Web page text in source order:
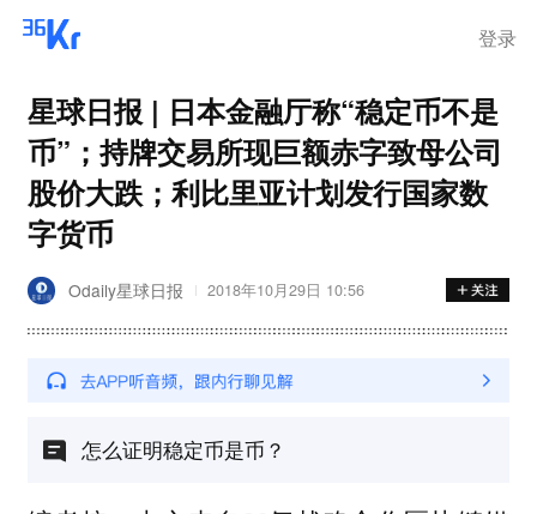
登录
星球日报 | 日本金融厅称“稳定币不是
币”；持牌交易所现巨额赤字致母公司
股价大跌；利比里亚计划发行国家数
字货币
Odaily星球日报 2018年10月29日 10:56
怎么证明稳定币是币？